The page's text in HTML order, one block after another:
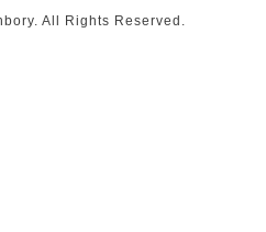
. All Rights Reserved.